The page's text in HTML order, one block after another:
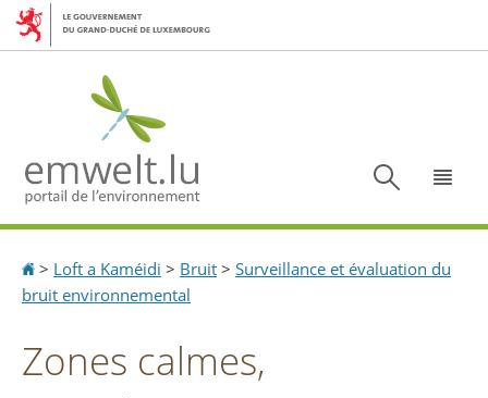
Aller
Aller
Accueil
> Loft a Kaméidi > Bruit > Surveillance et évaluation du
bruit environnemental
Zones calmes,